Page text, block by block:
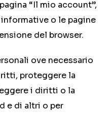
“Il mio account”,
o le pagine
del browser.
ove necessario
proteggere la
i diritti o la
e di altri o per